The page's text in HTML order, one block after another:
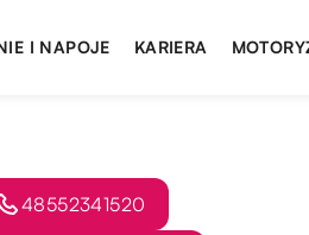
I NAPOJE KARIERA
48552341520